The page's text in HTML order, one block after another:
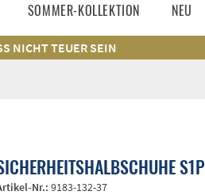
SOMMER-KOLLEKTION NEU
NICHT TEUER SEIN
S1P
Nr.:9183-132-37